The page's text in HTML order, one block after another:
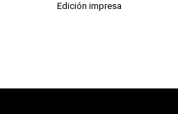
Edición impresa